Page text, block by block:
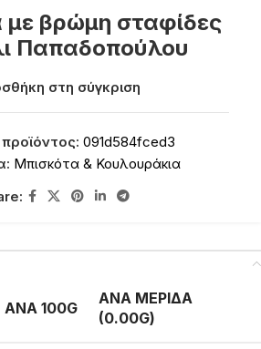
με βρώμη σταφίδες
Παπαδοπούλου
στη σύγκριση
091d584fced3
Μπισκότα & Κουλουράκια
ΑΝΑ 100G
ΑΝΑ ΜΕΡΙΔΑ
(0.00G)